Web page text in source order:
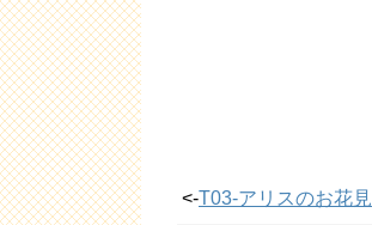
<-T03-アリスのお花見